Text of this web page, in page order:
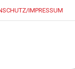
IMPRESSUM